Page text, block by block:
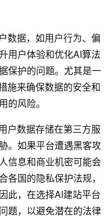
数据，如用户行为、偏
用户体验和优化AI算法
保护的问题。尤其是一
施来确保数据的安全和
的风险。
户数据存储在第三方服
。如果平台遭遇黑客攻
信息和商业机密可能会
各国的隐私保护法规，
此，在选择AI建站平台
题，以避免潜在的法律